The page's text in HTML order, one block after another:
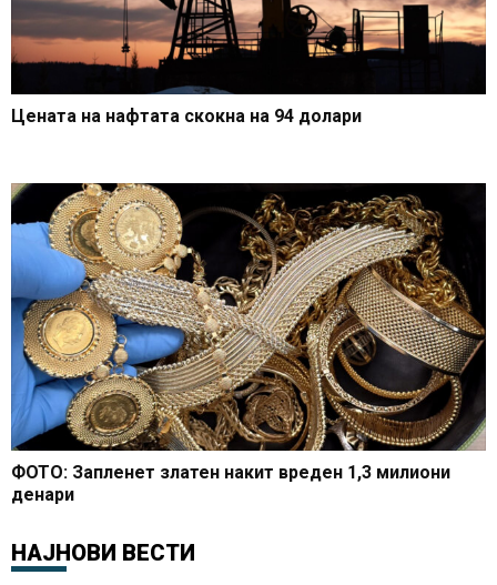
Цената на нафтата скокна на 94 долари
ФОТО: Запленет златен накит вреден 1,3 милиони
денари
НАЈНОВИ ВЕСТИ